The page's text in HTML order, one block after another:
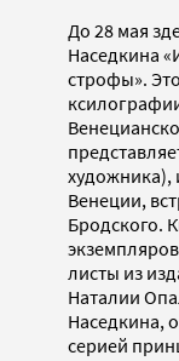
До 28 мая
Наседкина
строфы».
Венеции,
Бродского.
листы из
Наталии
Наседкина,
серией